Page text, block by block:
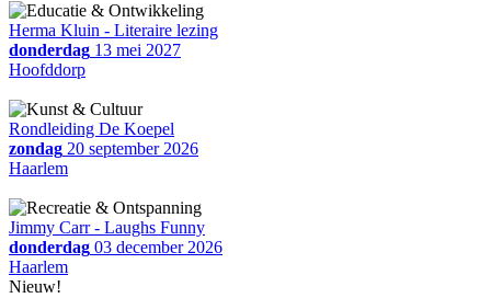
Herma Kluin - Literaire lezing
donderdag 13 mei 2027
Hoofddorp
Rondleiding De Koepel
zondag 20 september 2026
Haarlem
Jimmy Carr - Laughs Funny
donderdag 03 december 2026
Haarlem
Nieuw!